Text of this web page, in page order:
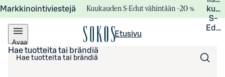
Markkinointiviestejä Kuukauden S-Edut vähintään –20 %
S-
Avaa
valikko
Etusivu
Hae tuotteita tai brändiä